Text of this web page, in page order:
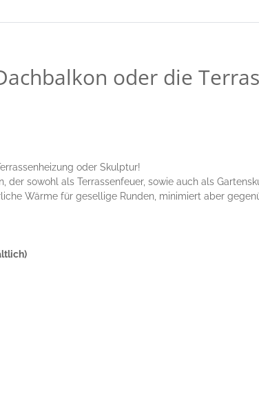
oder die
oder Skulptur!
sowohl als Terrassenfeuer, sowie auch als
Wärme für gesellige Runden, minimiert aber